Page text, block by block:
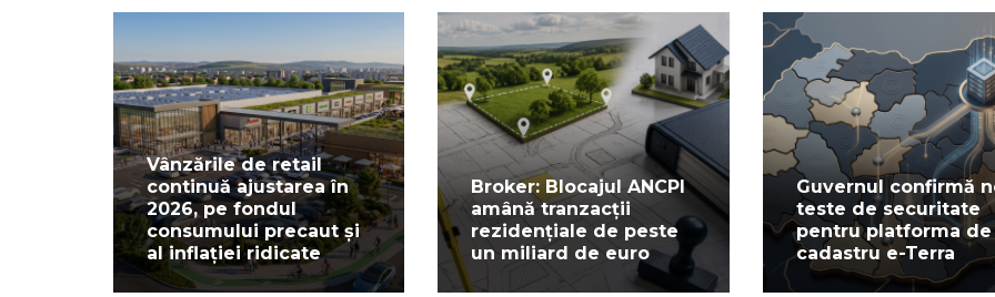
Vânzările de retail
continuă ajustarea în
2026, pe fondul
consumului precaut și
al inflației ridicate
Broker: Blocajul ANCPI
amână tranzacții
rezidențiale de peste
un miliard de euro
Guvernul confirmă
teste de securitate
pentru platforma de
cadastru e-Terra